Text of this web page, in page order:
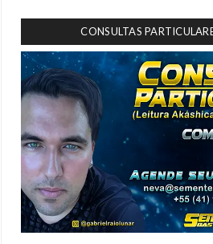
CONSULTAS